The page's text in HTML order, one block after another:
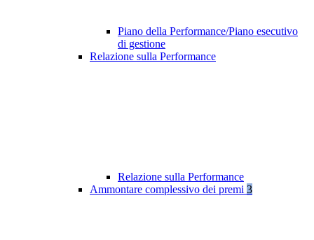
Piano della Performance/Piano esecutivo
di gestione
Relazione sulla Performance
Relazione sulla Performance
Ammontare complessivo dei premi 3